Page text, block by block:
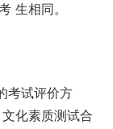
生相同。
考试评价方
化素质测试合